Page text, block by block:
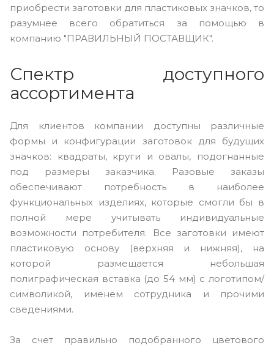
приобрести заготовки для пластиковых значков, то
разумнее всего обратиться за помощью в
компанию "ПРАВИЛЬНЫЙ ПОСТАВЩИК".
Спектр доступного
ассортимента
Для клиентов компании доступны различные
формы и конфигурации заготовок для будущих
значков: квадраты, круги и овалы, подогнанные
под размеры заказчика. Разовые заказы
обеспечивают потребность в наиболее
функциональных изделиях, которые смогли бы в
полной мере учитывать индивидуальные
возможности потребителя. Все заготовки имеют
пластиковую основу (верхняя и нижняя), на
которой размещается небольшая
полиграфическая вставка (до 54 мм) с логотипом/
символикой, именем сотрудника и прочими
сведениями.
За счет правильно подобранного цветового